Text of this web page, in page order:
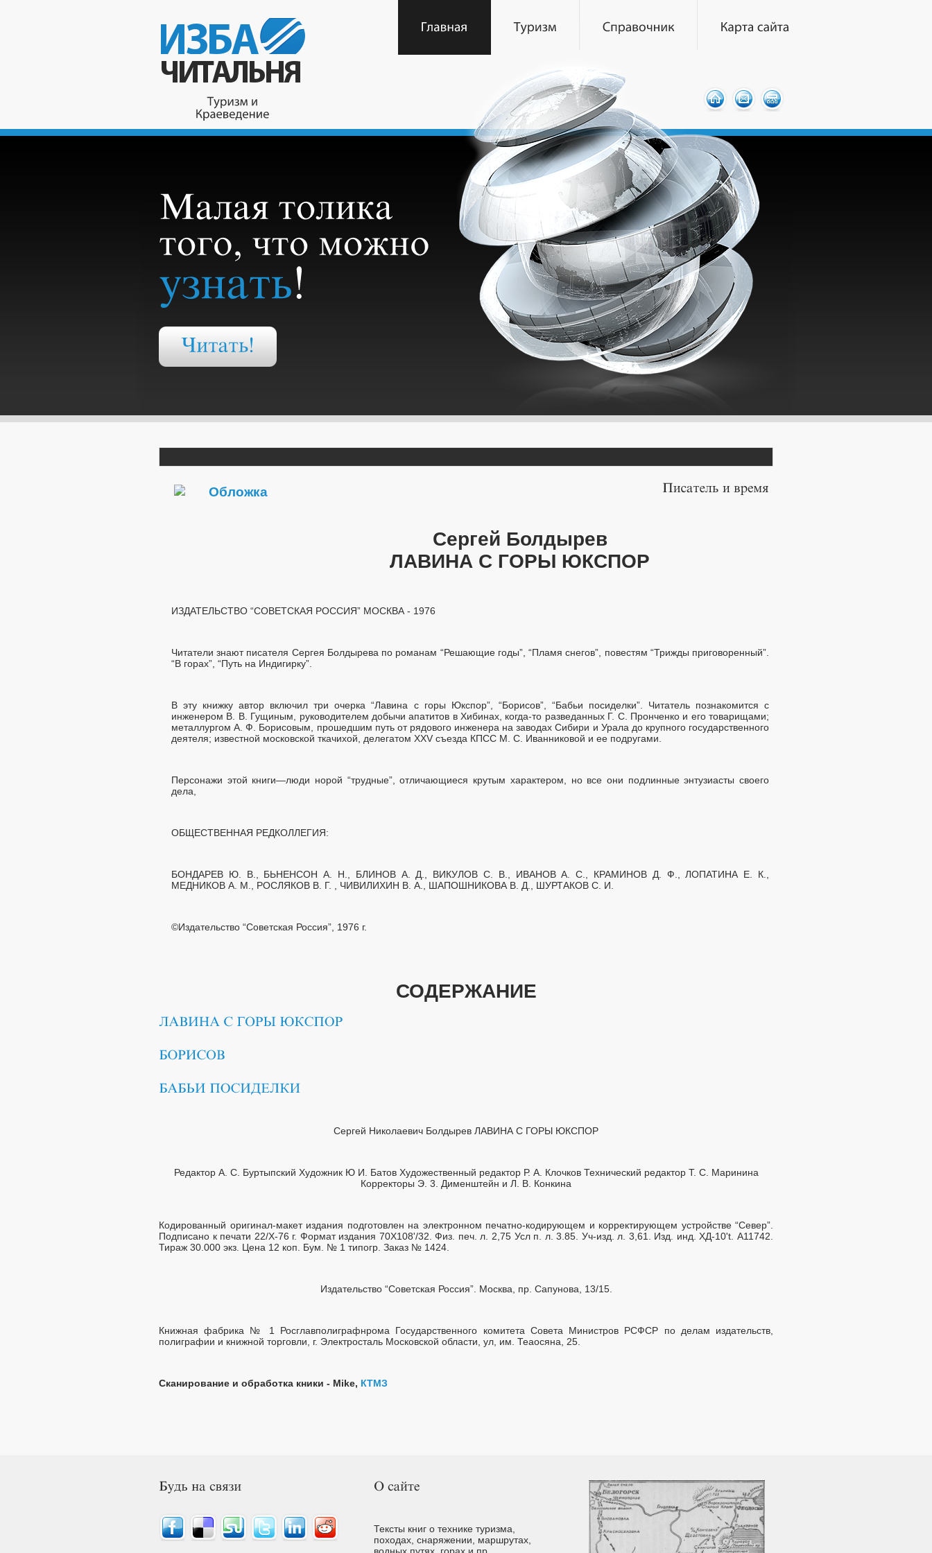
Сергей Болдырев
ЛАВИНА С ГОРЫ ЮКСПОР
ИЗДАТЕЛЬСТВО “СОВЕТСКАЯ РОССИЯ” МОСКВА - 1976
Читатели знают писателя Сергея Болдырева по романам “Решающие годы”, “Пламя снегов”, повестям “Трижды приговоренный”.
“В горах”, “Путь на Индигирку”.
В эту книжку автор включил три очерка “Лавина с горы Юкспор”, “Борисов”, “Бабьи посиделки”. Читатель познакомится с
инженером В. В. Гущиным, руководителем добычи апатитов в Хибинах, когда-то разведанных Г. С. Пронченко и его товарищами;
металлургом А. Ф. Борисовым, прошедшим путь от рядового инженера на заводах Сибири и Урала до крупного государственного
деятеля; известной московской ткачихой, делегатом XXV съезда КПСС М. С. Иванниковой и ее подругами.
Персонажи этой книги—люди норой “трудные”, отличающиеся крутым характером, но все они подлинные энтузиасты своего
дела,
ОБЩЕСТВЕННАЯ РЕДКОЛЛЕГИЯ:
БОНДАРЕВ Ю. В., БЬНЕНСОН А. Н., БЛИНОВ А. Д., ВИКУЛОВ С. В., ИВАНОВ А. С., КРАМИНОВ Д. Ф., ЛОПАТИНА Е. К.,
МЕДНИКОВ А. М., РОСЛЯКОВ В. Г. , ЧИВИЛИХИН В. А., ШАПОШНИКОВА В. Д., ШУРТАКОВ С. И.
©Издательство “Советская Россия”, 1976 г.
СОДЕРЖАНИЕ
Сергей Николаевич Болдырев ЛАВИНА С ГОРЫ ЮКСПОР
Редактор А. С. Буртыпский Художник Ю И. Батов Художественный редактор Р. А. Клочков Технический редактор Т. С. Маринина
Корректоры Э. 3. Дименштейн и Л. В. Конкина
Кодированный оригинал-макет издания подготовлен на электронном печатно-кодирующем и корректирующем устройстве “Север”.
Подписано к печати 22/Х-76 г. Формат издания 70Х108'/32. Физ. печ. л. 2,75 Усл п. л. 3.85. Уч-изд. л. 3,61. Изд. инд. ХД-10't. А11742.
Тираж 30.000 экз. Цена 12 коп. Бум. № 1 типогр. Заказ № 1424.
Издательство “Советская Россия”. Москва, пр. Сапунова, 13/15.
Книжная фабрика № 1 Росглавполиграфнрома Государственного комитета Совета Министров РСФСР по делам издательств,
полиграфии и книжной торговли, г. Электросталь Московской области, ул, им. Теаосяна, 25.
Сканирование и обработка кники - Mike, КТМЗ
Тексты книг о технике туризма,
походах, снаряжении, маршрутах,
водных путях, горах и пр.